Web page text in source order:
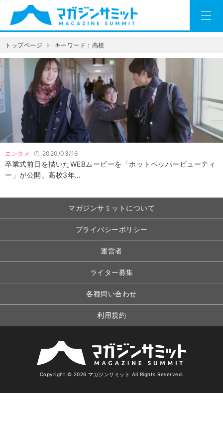
トップページ キーワード：高校
エンタメ 2020/03/16
卒業式前日を描いたWEBムービーを「ホットペッパービューティ
ー」が公開。高校3年…
マガジンサミットについて
プライバシーポリシー
運営者
ライター募集
各種問い合わせ
利用規約
Copyright © 2026 マガジンサミット All Rights Reserved.